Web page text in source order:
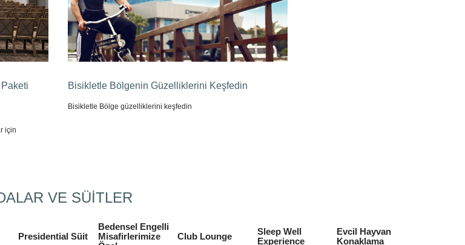
Paketi
için
Bisikletle Bölgenin Güzelliklerini Keşfedin
Bisikletle Bölge güzelliklerini keşfedin
VE SÜİTLER
Presidential Süit
Bedensel Engelli
Misafirlerimize
Club Lounge
Sleep Well
Experience
Evcil Hayvan
Konaklama